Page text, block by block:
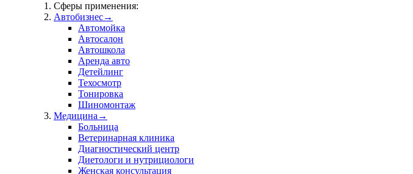
Сферы применения:
Автобизнес→
Автомойка
Автосалон
Автошкола
Аренда авто
Детейлинг
Техосмотр
Тонировка
Шиномонтаж
Медицина →
Больница
Ветеринарная клиника
Диагностический центр
Диетологи и нутрициологи
Женская консультация